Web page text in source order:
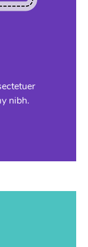
nibh.